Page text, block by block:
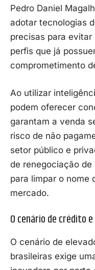
Pedro Daniel
adotar tecnologias
precisas para
perfis que já
comprometimento
Ao utilizar
podem oferecer
garantam a venda
risco de não
setor público e
de renegociação
para limpar o nome
mercado.
O cenário de crédito
O cenário de
brasileiras exige